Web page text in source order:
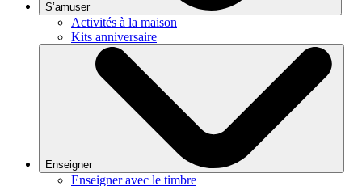
S’amuser
Activités à la maison
Kits anniversaire
Enseigner
Enseigner avec le timbre